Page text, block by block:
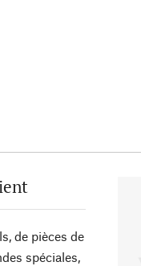
de pièces de
spéciales,